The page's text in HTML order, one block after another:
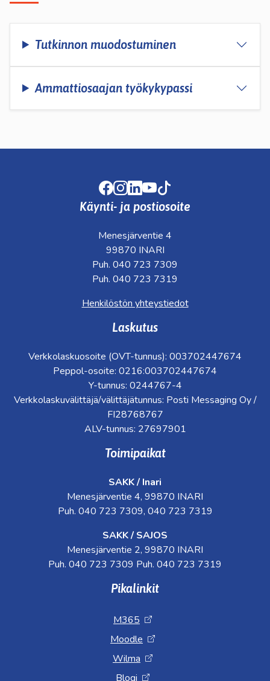
Tutkinnon muodostuminen
Ammattiosaajan työkykypassi
Facebook
Instagram
LinkedIn
Youtube
Käynti- ja postiosoite
Menesjärventie 4
99870 INARI
Puh. 040 723 7309
Puh. 040 723 7319
Henkilöstön yhteystiedot
Laskutus
Verkkolaskuosoite (OVT-tunnus): 003702447674
Peppol-osoite: 0216:003702447674
Y-tunnus: 0244767-4
Verkkolaskuvälittäjä/välittäjätunnus: Posti Messaging Oy /
FI28768767
ALV-tunnus: 27697901
Toimipaikat
SAKK / Inari
Menesjärventie 4, 99870 INARI
Puh. 040 723 7309, 040 723 7319
SAKK / SAJOS
Menesjärventie 2, 99870 INARI
Puh. 040 723 7309 Puh. 040 723 7319
Pikalinkit
M365
Moodle
Wilma
Blogi